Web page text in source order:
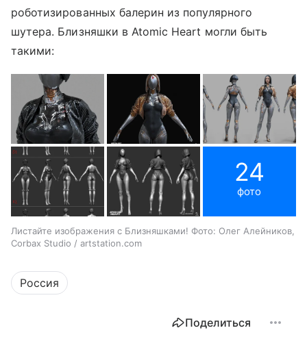
роботизированных балерин из популярного
шутера. Близняшки в Atomic Heart могли быть
такими:
24
фото
Листайте изображения с Близняшками! Фото: Олег Алейников,
Corbax Studio / artstation.com
Россия
Поделиться